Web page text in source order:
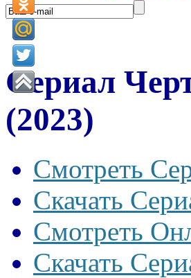
Сериал
(2023)
Смотреть
Скачать
Смотреть
Скачать